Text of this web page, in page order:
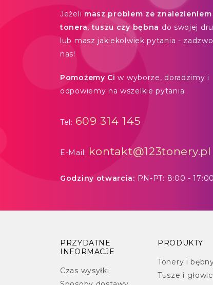
Jeżeli masz problem ze znalezieniem
tonera, tuszu czy bębna do swojej
lub masz jakiekolwiek pytania -
nas!
Pomożemy Ci w wyborze, doradzimy i
odpowiemy na wszelkie pytania.
Tel: 609 314 145
E-Mail: kontakt@123tonery.pl
Godziny otwarcia: PN-PT: 8:00 - 17:00
PRZYDATNE
INFORMACJE
Czas wysyłki
PRODUKTY
Tonery i
Tusze i